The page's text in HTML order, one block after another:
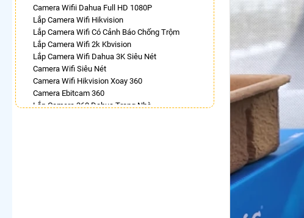
Camera Wifii Dahua Full HD 1080P
Lắp Camera Wifi Hikvision
Lắp Camera Wifi Có Cảnh Báo Chống Trộm
Lắp Camera Wifi 2k Kbvision
Lắp Camera Wifi Dahua 3K Siêu Nét
Camera Wifi Siêu Nét
Camera Wifi Hikvision Xoay 360
Camera Ebitcam 360
Lắp Camera 360 Dahua Trong Nhà